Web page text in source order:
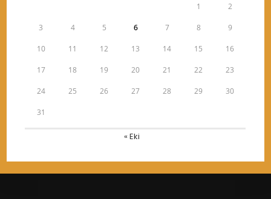
1 2
3 4 5 6 7 8 9
10 11 12 13 14 15 16
17 18 19 20 21 22 23
24 25 26 27 28 29 30
31
« Eki